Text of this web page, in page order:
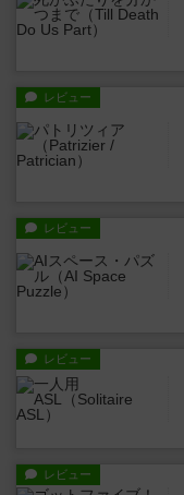
レビュー
レビュー
レビュー
レビュー